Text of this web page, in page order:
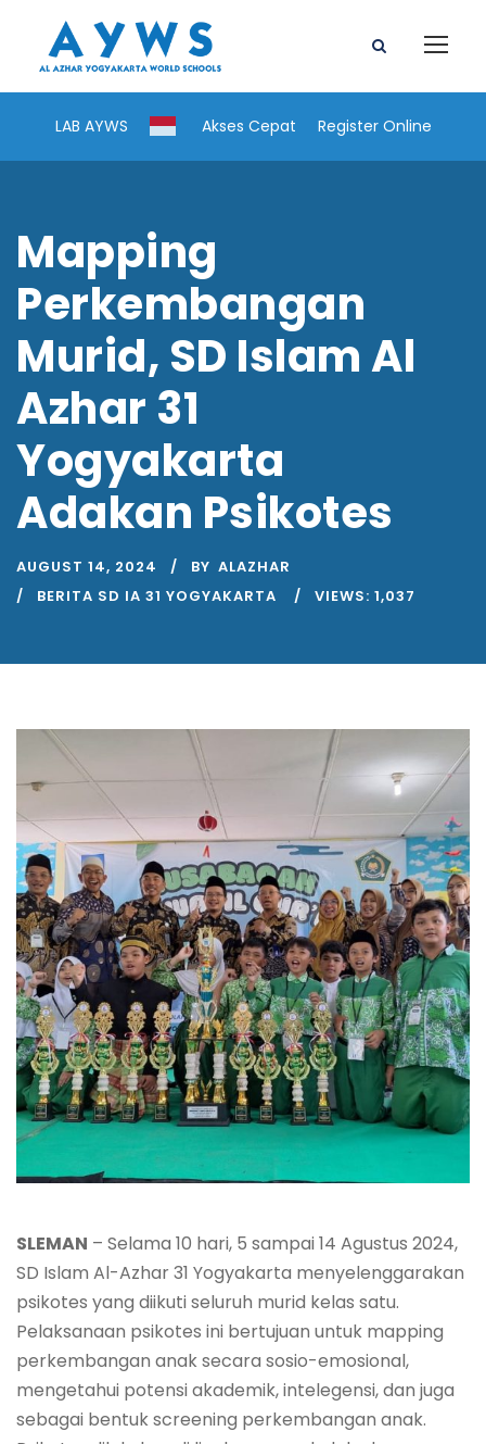
LAB AYWS Akses Cepat Register Online
Mapping
Perkembangan
Murid, SD Islam Al
Azhar 31
Yogyakarta
Adakan Psikotes
AUGUST 14, 2024 BY ALAZHAR
BERITA SD IA 31 YOGYAKARTA
VIEWS: 1,037
SLEMAN – Selama 10 hari, 5 sampai 14 Agustus 2024,
SD Islam Al-Azhar 31 Yogyakarta menyelenggarakan
psikotes yang diikuti seluruh murid kelas satu.
Pelaksanaan psikotes ini bertujuan untuk mapping
perkembangan anak secara sosio-emosional,
mengetahui potensi akademik, intelegensi, dan juga
sebagai bentuk screening perkembangan anak.